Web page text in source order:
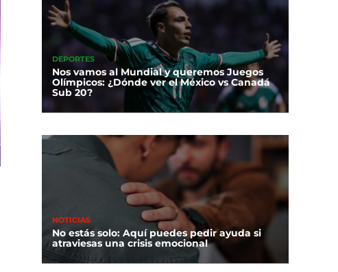
DEPORTES
Nos vamos al Mundial y queremos Juegos
Olímpicos: ¿Dónde ver el México vs Canadá
Sub 20?
NOTICIAS
No estás solo: Aquí puedes pedir ayuda si
atraviesas una crisis emocional